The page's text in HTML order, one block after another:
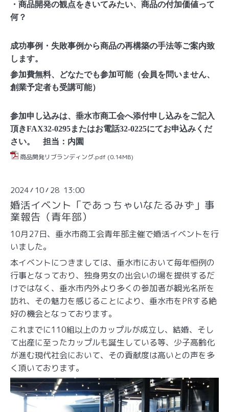
・商品開発の観点をきいてみたい、商品の付加価値って
何？
成功事例・失敗事例から商品の再構築の手法等ご案内致
します。
参加費無料、どなたでも参加可能（会員を問いません、
創業予定者も受講可能）
参加申し込みは、垂水市商工会へ添付申し込みをご記入
頂きFAX32-0295またはお電話32-0225にてお申込みくだ
さい。 担当：内園
商品開発リブランディング.pdf (0.14MB)
2024/ 10/ 28 13:00
婚活イベント「であっちゃいなたるみず」事
業報告（青年部）
10月27日、垂水市商工会青年部主催で婚活イベントを行
いました。
本イベントにつきましては、垂水市において毎年恒例の
行事となっており、独身男女の出会いの場を提供するだ
けではなく、垂水市内外より多くの参加者が観光名所を
訪れ、その魅力を感じることにより、垂水市をPRする絶
好の機会となっております。
これまでに110組以上のカップルが成立し、結婚、そし
て出産に至ったカップルも誕生している等、少子高齢化
が進む現代社会において、その貢献度は高いとの声を多
く頂いております。